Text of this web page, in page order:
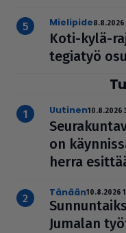
mielipide8.8.2026
Koti-kylä-
te­gi­a­työ
uutinen10.8.2026
on
herra
Tänään10.8.2026
Jumalan